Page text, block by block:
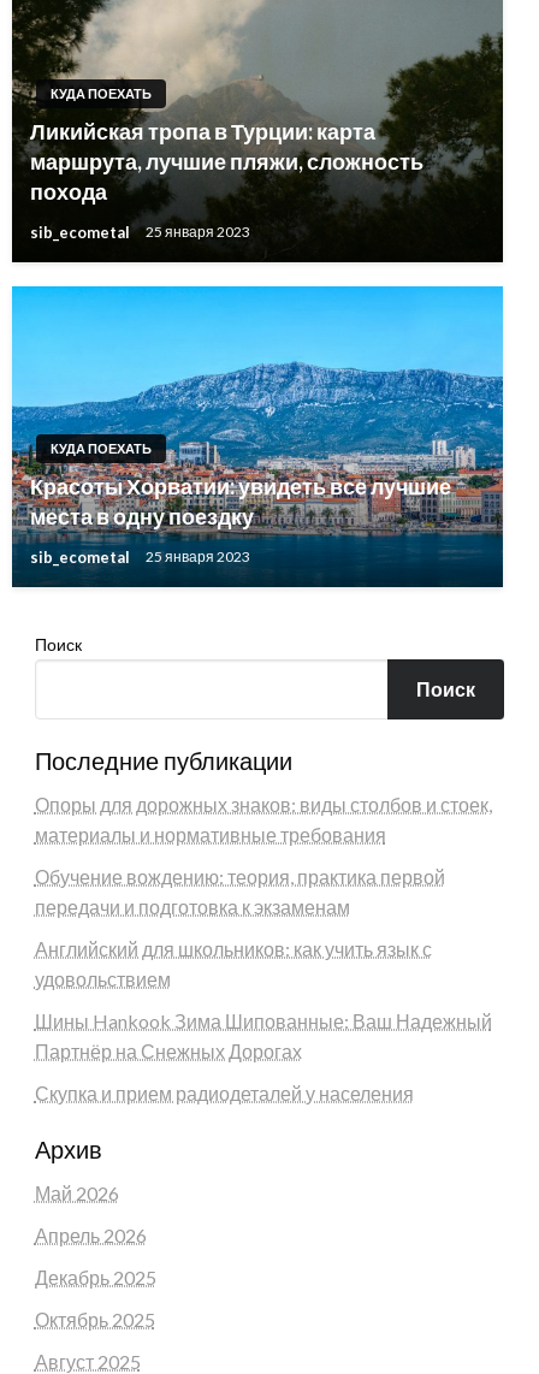
КУДА ПОЕХАТЬ
Ликийская тропа в Турции: карта
маршрута, лучшие пляжи, сложность
похода
sib_ecometal 25 января 2023
КУДА ПОЕХАТЬ
Красоты Хорватии: увидеть все лучшие
места в одну поездку
sib_ecometal 25 января 2023
Поиск
Поиск
Последние публикации
Опоры для дорожных знаков: виды столбов и стоек,
материалы и нормативные требования
Обучение вождению: теория, практика первой
передачи и подготовка к экзаменам
Английский для школьников: как учить язык с
удовольствием
Шины Hankook Зима Шипованные: Ваш Надежный
Партнёр на Снежных Дорогах
Скупка и прием радиодеталей у населения
Архив
Май 2026
Апрель 2026
Декабрь 2025
Октябрь 2025
Август 2025